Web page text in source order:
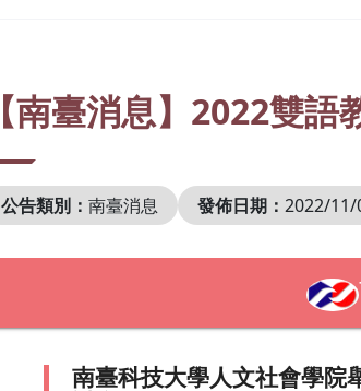
【南臺消息】2022雙
公告類別： 南臺消息 發佈日期： 2022/11/